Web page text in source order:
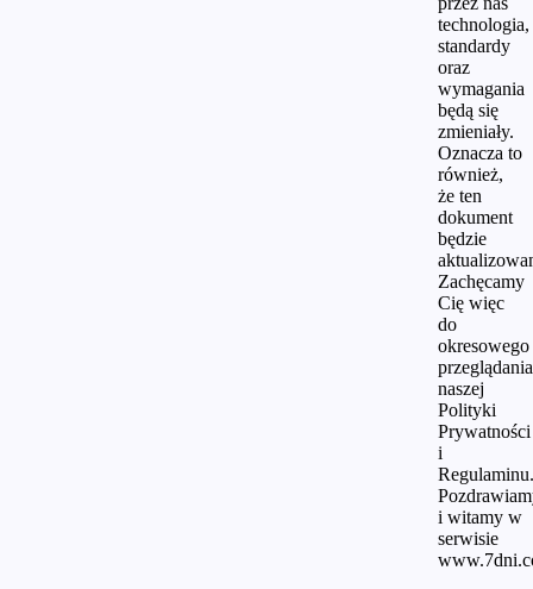
technologia,
standardy
oraz
wymagania
będą się
zmieniały.
Oznacza to
również,
że ten
dokument
będzie
Zachęcamy
Cię więc
do
okresowego
przeglądania
naszej
Polityki
Prywatności
i
Regulaminu.
i witamy w
serwisie